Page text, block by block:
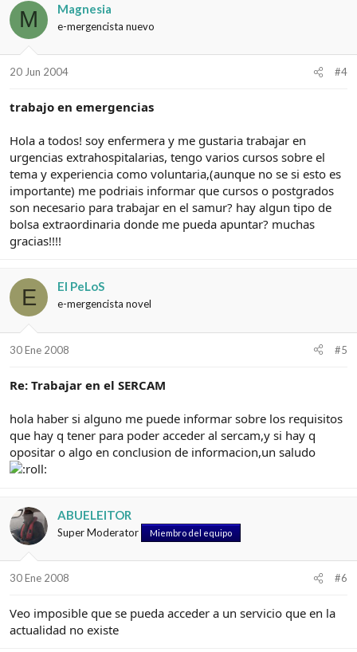
M Magnesia
e-mergencista nuevo
20 Jun 2004 #4
trabajo en emergencias
Hola a todos! soy enfermera y me gustaria trabajar en
urgencias extrahospitalarias, tengo varios cursos sobre el
tema y experiencia como voluntaria,(aunque no se si esto es
importante) me podriais informar que cursos o postgrados
son necesario para trabajar en el samur? hay algun tipo de
bolsa extraordinaria donde me pueda apuntar? muchas
gracias!!!!
E El PeLoS
e-mergencista novel
30 Ene 2008 #5
Re: Trabajar en el SERCAM
hola haber si alguno me puede informar sobre los requisitos
que hay q tener para poder acceder al sercam,y si hay q
opositar o algo en conclusion de informacion,un saludo
ABUELEITOR
Super Moderator Miembro del equipo
30 Ene 2008 #6
Veo imposible que se pueda acceder a un servicio que en la
actualidad no existe